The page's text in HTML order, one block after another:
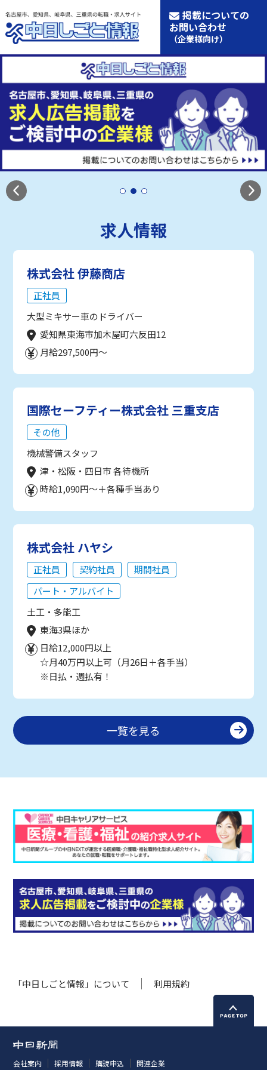
掲載についての
お問い合わせ
（企業様向け）
求人情報
株式会社 伊藤商店
正社員
大型ミキサー車のドライバー
愛知県東海市加木屋町六反田12
月給297,500円～
国際セーフティー株式会社 三重支店
その他
機械警備スタッフ
津・松阪・四日市 各待機所
時給1,090円～＋各種手当あり
株式会社 ハヤシ
正社員 契約社員
期間社員
パート・アルバイト
土工・多能工
東海3県ほか
日給12,000円以上
☆月40万円以上可（月26日＋各手当）
※日払・週払有！
一覧を見る
「中日しごと情報」について 利用規約
会社案内 採用情報 購読申込 関連企業